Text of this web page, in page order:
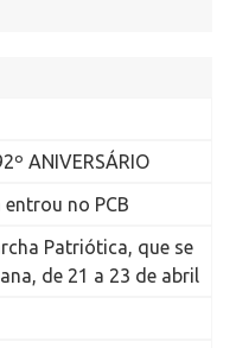
ANIVERSÁRIO
no PCB
Patriótica, que se
de 21 a 23 de abril